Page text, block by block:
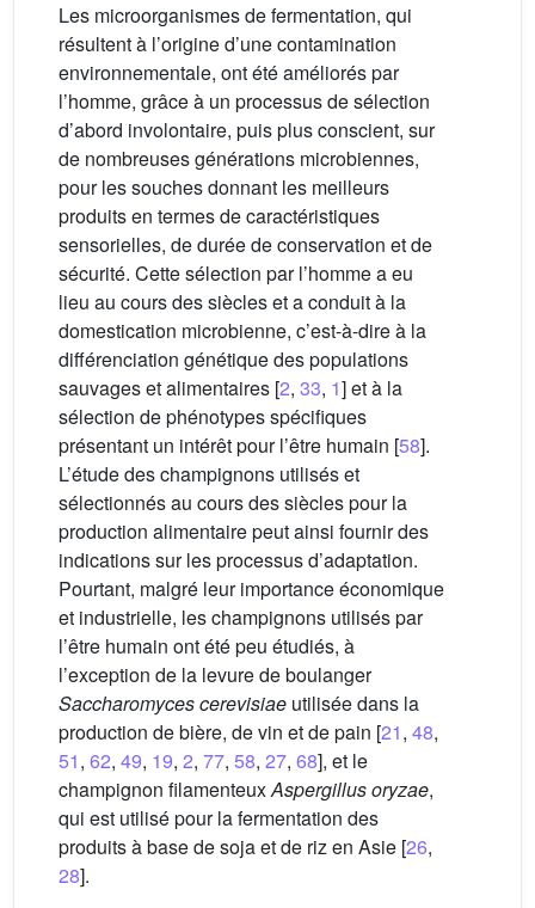
Les microorganismes de fermentation, qui
résultent à l’origine d’une contamination
environnementale, ont été améliorés par
l’homme, grâce à un processus de sélection
d’abord involontaire, puis plus conscient, sur
de nombreuses générations microbiennes,
pour les souches donnant les meilleurs
produits en termes de caractéristiques
sensorielles, de durée de conservation et de
sécurité. Cette sélection par l’homme a eu
lieu au cours des siècles et a conduit à la
domestication microbienne, c’est-à-dire à la
différenciation génétique des populations
sauvages et alimentaires [2, 33, 1] et à la
sélection de phénotypes spécifiques
présentant un intérêt pour l’être humain [58].
L’étude des champignons utilisés et
sélectionnés au cours des siècles pour la
production alimentaire peut ainsi fournir des
indications sur les processus d’adaptation.
Pourtant, malgré leur importance économique
et industrielle, les champignons utilisés par
l’être humain ont été peu étudiés, à
l’exception de la levure de boulanger
Saccharomyces cerevisiae utilisée dans la
production de bière, de vin et de pain [21, 48,
51, 62, 49, 19, 2, 77, 58, 27, 68], et le
champignon filamenteuxAspergillus oryzae,
qui est utilisé pour la fermentation des
produits à base de soja et de riz en Asie [26,
28].